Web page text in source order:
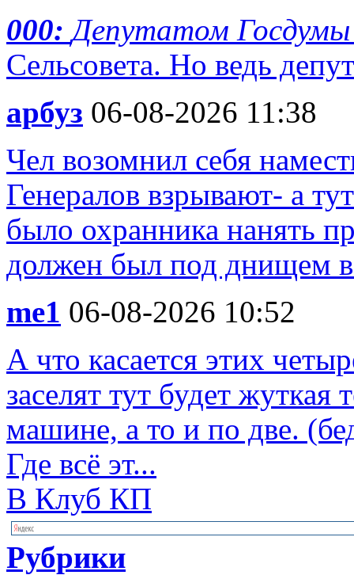
000:Депутатом
Сельсовета. Но ведь
арбуз 06-08-2026 11:38
Чел возомнил себя
Генералов взрывают- а
было охранника нанять
должен был под днищем
me1 06-08-2026 10:52
А что касается этих
заселят тут будет
машине, а то и по две.
Где всё эт...
В Клуб КП
Рубрики